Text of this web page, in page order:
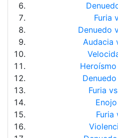
Furia
Denuedo
Audacia
Furia
Furia